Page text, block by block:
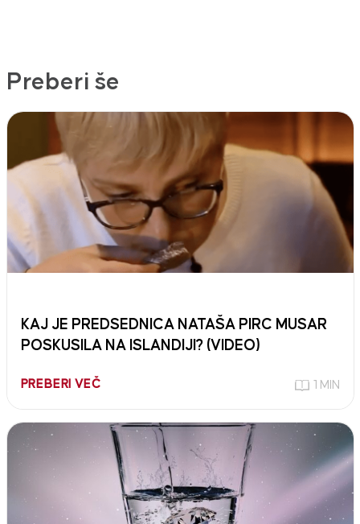
Preberi še
KAJ JE PREDSEDNICA NATAŠA PIRC MUSAR
POSKUSILA NA ISLANDIJI? (VIDEO)
PREBERI VEČ 1 MIN